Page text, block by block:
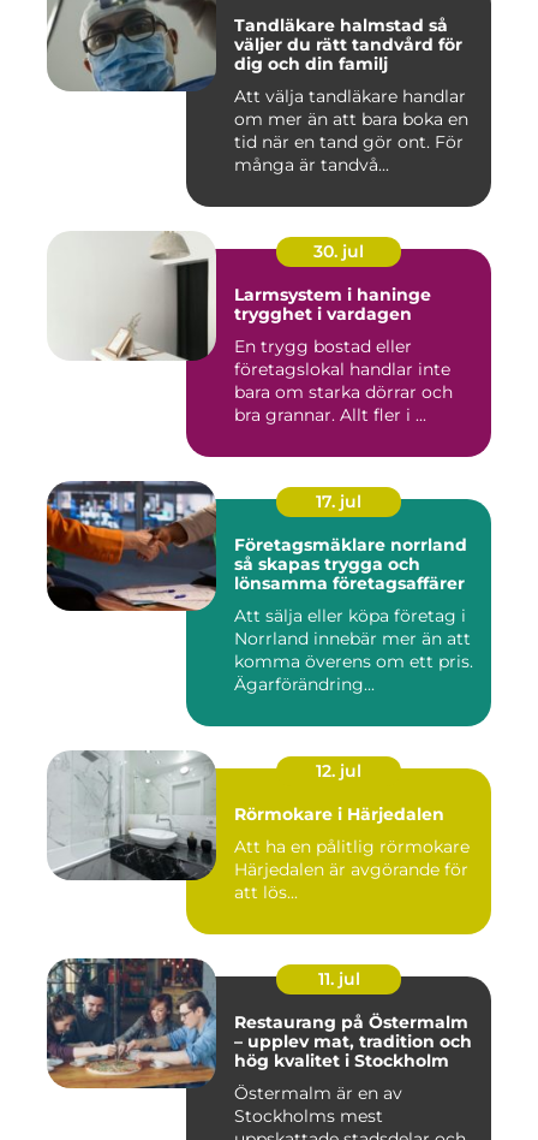
Tandläkare halmstad så
väljer du rätt tandvård för
dig och din familj
Att välja tandläkare handlar
om mer än att bara boka en
tid när en tand gör ont. För
många är tandvå...
30. jul
Larmsystem i haninge
trygghet i vardagen
En trygg bostad eller
företagslokal handlar inte
bara om starka dörrar och
bra grannar. Allt fler i ...
17. jul
Företagsmäklare norrland
så skapas trygga och
lönsamma företagsaffärer
Att sälja eller köpa företag i
Norrland innebär mer än att
komma överens om ett pris.
Ägarförändring...
12. jul
Rörmokare i Härjedalen
Att ha en pålitlig rörmokare
Härjedalen är avgörande för
att lös...
11. jul
Restaurang på Östermalm
– upplev mat, tradition och
hög kvalitet i Stockholm
Östermalm är en av
Stockholms mest